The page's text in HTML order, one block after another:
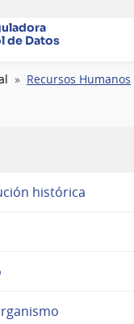
de Datos
Recursos Humanos
histórica